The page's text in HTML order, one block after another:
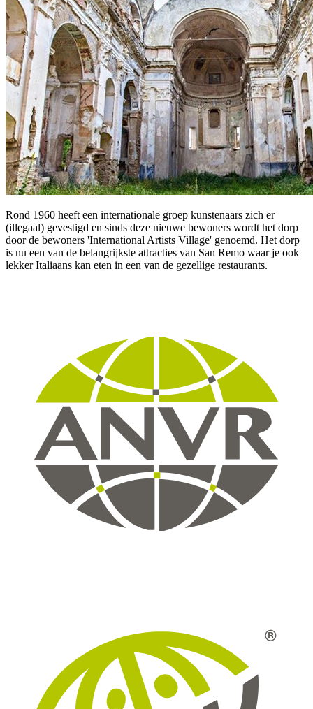
Rond 1960 heeft een internationale groep kunstenaars zich er
(illegaal) gevestigd en sinds deze nieuwe bewoners wordt het dorp
door de bewoners 'International Artists Village' genoemd. Het dorp
is nu een van de belangrijkste attracties van San Remo waar je ook
lekker Italiaans kan eten in een van de gezellige restaurants.